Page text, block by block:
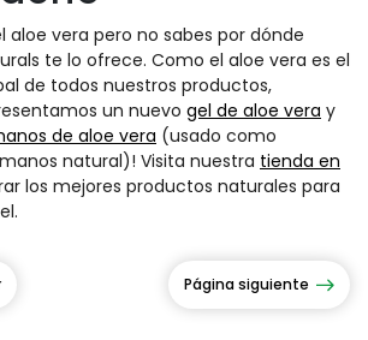
aloe vera pero no sabes por dónde
te lo ofrece. Como el aloe vera es el
de todos nuestros productos,
un nuevo gel de aloe vera y
de aloe vera (usado como
natural)! Visita nuestra tienda en
los mejores productos naturales para
Página siguiente